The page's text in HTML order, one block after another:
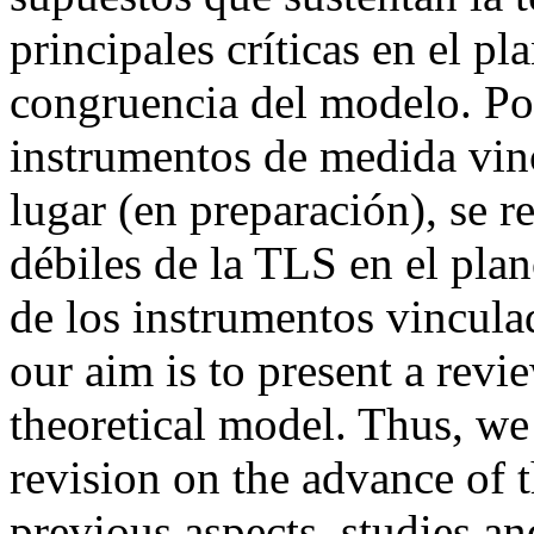
principales críticas en el
congruencia del modelo.
instrumentos de medida
lugar (en preparación), se
débiles de la TLS en el
de los instrumentos
our aim is to present a
theoretical model. Thus,
revision on the advance of